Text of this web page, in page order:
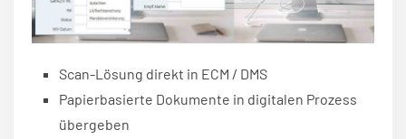
Scan-Lösung direkt in ECM / DMS
Papierbasierte Dokumente in digitalen Prozess
übergeben